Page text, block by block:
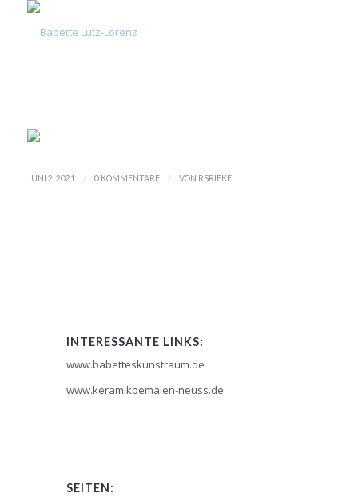
JUNI 2, 2021 / 0 KOMMENTARE / VON RSRIEKE
INTERESSANTE LINKS:
www.babetteskunstraum.de
www.keramikbemalen-neuss.de
SEITEN: